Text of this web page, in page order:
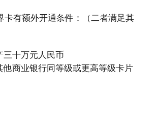
卡有额外开通条件：（二者满足其
三十万元人民币
他商业银行同等级或更高等级卡片